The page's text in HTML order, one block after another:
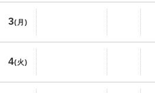
3(月)
4(火)